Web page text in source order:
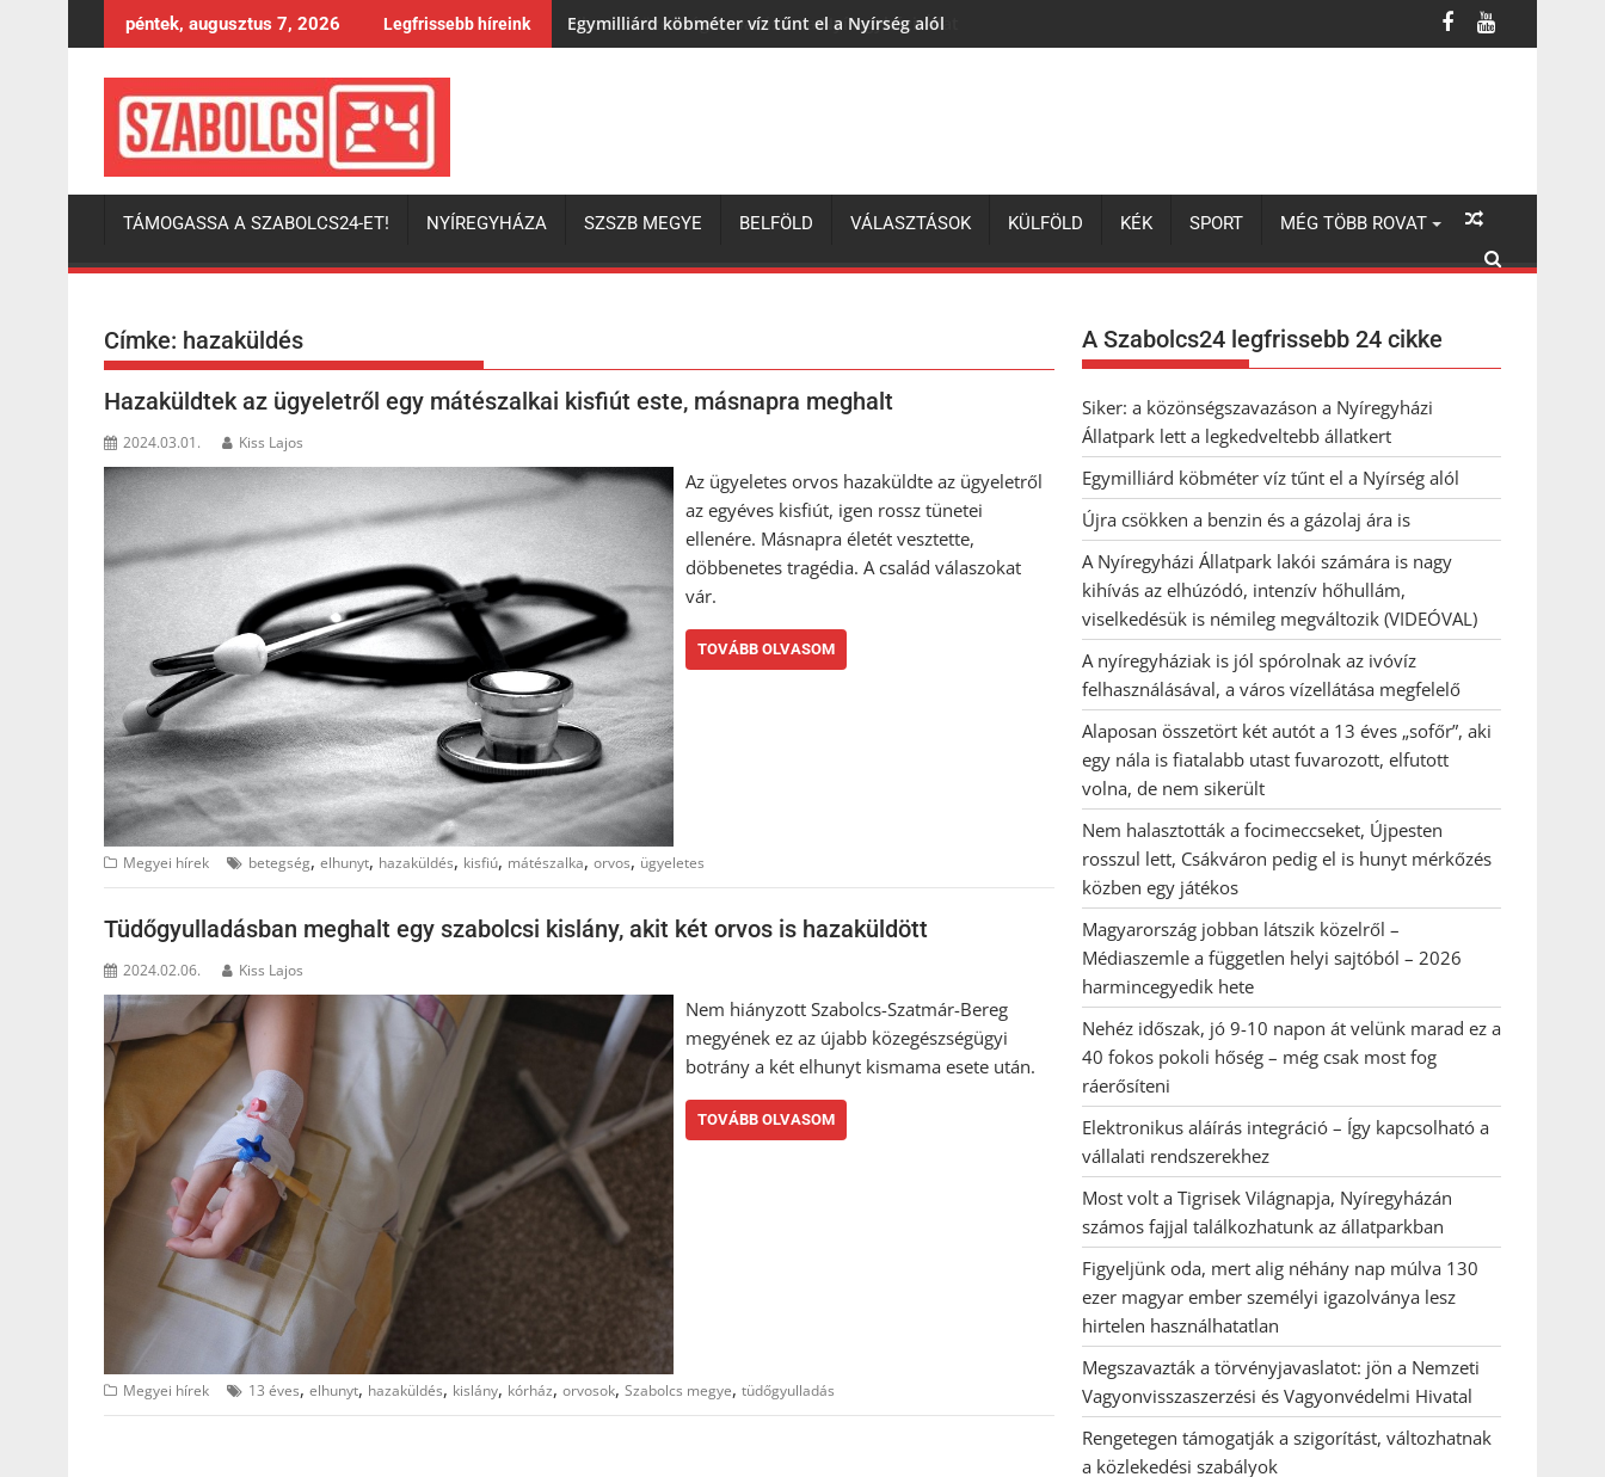
to
péntek, augusztus 7, 2026 Legfrissebb híreink Egymilliárd köbméter víz tűnt el a Nyírség alól
TÁMOGASSA A SZABOLCS24-ET! NYÍREGYHÁZA SZSZB MEGYE BELFÖLD VÁLASZTÁSOK KÜLFÖLD KÉK SPORT MÉG TÖBB ROVAT
Címke: hazaküldés
Hazaküldtek az ügyeletről egy mátészalkai kisfiút este, másnapra meghalt
2024.03.01. Kiss Lajos
Az ügyeletes orvos hazaküldte az ügyeletről
az egyéves kisfiút, igen rossz tünetei
ellenére. Másnapra életét vesztette,
döbbenetes tragédia. A család válaszokat
vár.
TOVÁBB OLVASOM
Megyei hírek betegség, elhunyt, hazaküldés, kisfiú, mátészalka, orvos, ügyeletes
Tüdőgyulladásban meghalt egy szabolcsi kislány, akit két orvos is hazaküldött
2024.02.06. Kiss Lajos
Nem hiányzott Szabolcs-Szatmár-Bereg
megyének ez az újabb közegészségügyi
botrány a két elhunyt kismama esete után.
TOVÁBB OLVASOM
Megyei hírek 13 éves, elhunyt, hazaküldés, kislány, kórház, orvosok, Szabolcs megye, tüdőgyulladás
A Szabolcs24 legfrissebb 24 cikke
Siker: a közönségszavazáson a Nyíregyházi
Állatpark lett a legkedveltebb állatkert
Egymilliárd köbméter víz tűnt el a Nyírség alól
Újra csökken a benzin és a gázolaj ára is
A Nyíregyházi Állatpark lakói számára is nagy
kihívás az elhúzódó, intenzív hőhullám,
viselkedésük is némileg megváltozik (VIDEÓVAL)
A nyíregyháziak is jól spórolnak az ivóvíz
felhasználásával, a város vízellátása megfelelő
Alaposan összetört két autót a 13 éves „sofőr”, aki
egy nála is fiatalabb utast fuvarozott, elfutott
volna, de nem sikerült
Nem halasztották a focimeccseket, Újpesten
rosszul lett, Csákváron pedig el is hunyt mérkőzés
közben egy játékos
Magyarország jobban látszik közelről –
Médiaszemle a független helyi sajtóból – 2026
harmincegyedik hete
Nehéz időszak, jó 9-10 napon át velünk marad ez a
40 fokos pokoli hőség – még csak most fog
ráerősíteni
Elektronikus aláírás integráció – Így kapcsolható a
vállalati rendszerekhez
Most volt a Tigrisek Világnapja, Nyíregyházán
számos fajjal találkozhatunk az állatparkban
Figyeljünk oda, mert alig néhány nap múlva 130
ezer magyar ember személyi igazolványa lesz
hirtelen használhatatlan
Megszavazták a törvényjavaslatot: jön a Nemzeti
Vagyonvisszaszerzési és Vagyonvédelmi Hivatal
Rengetegen támogatják a szigorítást, változhatnak
a közlekedési szabályok